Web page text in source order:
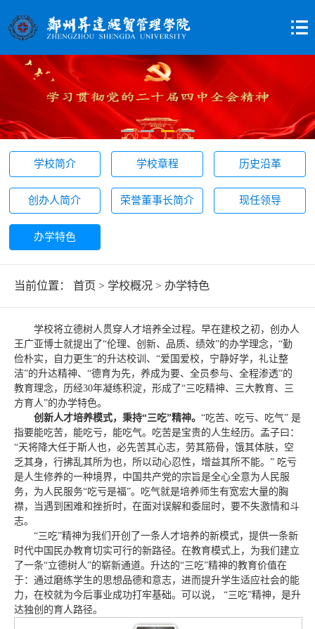
学校简介 学校章程 历史沿革
创办人简介 荣誉董事长简介 现任领导
办学特色
当前位置： 首页 > 学校概况 > 办学特色
学校将立德树人贯穿人才培养全过程。早在建校之初，创办人
王广亚博士就提出了“伦理、创新、品质、绩效”的办学理念，“勤
俭朴实，自力更生”的升达校训、“爱国爱校，宁静好学，礼让整
洁”的升达精神、“德育为先，养成为要、全员参与、全程渗透”的
教育理念，历经30年凝练积淀，形成了“三吃精神、三大教育、三
方育人”的办学特色。
创新人才培养模式，秉持“三吃”精神。 “吃苦、吃亏、吃气” 是
指要能吃苦，能吃亏，能吃气。吃苦是宝贵的人生经历。孟子曰：
“天将降大任于斯人也，必先苦其心志，劳其筋骨，饿其体肤，空
乏其身，行拂乱其所为也，所以动心忍性，增益其所不能。” 吃亏
是人生修养的一种境界，中国共产党的宗旨是全心全意为人民服
务，为人民服务“吃亏是福”。吃气就是培养师生有宽宏大量的胸
襟，当遇到困难和挫折时，在面对误解和委屈时，要不失激情和斗
志。
“三吃”精神为我们开创了一条人才培养的新模式，提供一条新
时代中国民办教育切实可行的新路径。在教育模式上，为我们建立
了一条“立德树人”的崭新通道。升达的“三吃”精神的教育价值在
于：通过磨练学生的思想品德和意志，进而提升学生适应社会的能
力，在校就为今后事业成功打牢基础。可以说， “三吃”精神，是升
达独创的育人路径。